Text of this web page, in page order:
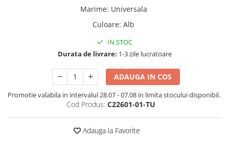
Marime: Universala
Culoare: Alb
IN STOC
Durata de livrare: 1-3 zile lucratoare
ADAUGA IN COS
Promotie valabila in intervalul 28.07 - 07.08 in limita stocului disponibil.
Cod Produs: C22601-01-TU
Adauga la Favorite